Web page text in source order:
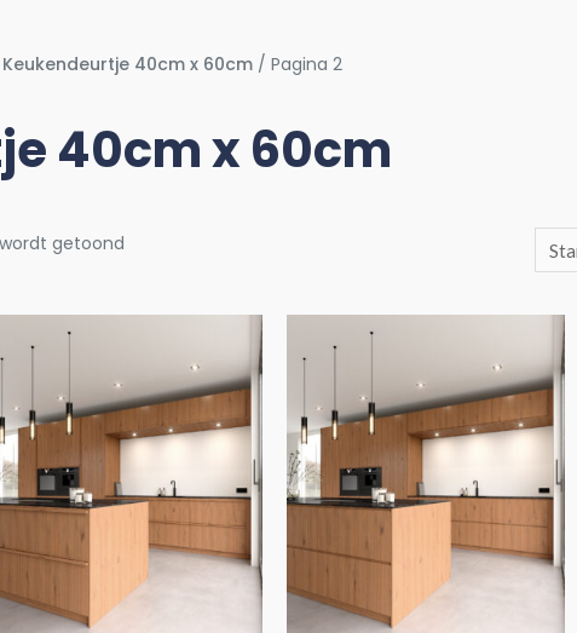
Keukendeurtje 40cm x 60cm / Pagina 2
40cm x 60cm
getoond